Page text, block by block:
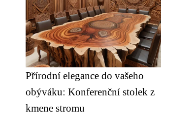
Přírodní elegance do vašeho
obýváku: Konferenční stolek z
kmene stromu